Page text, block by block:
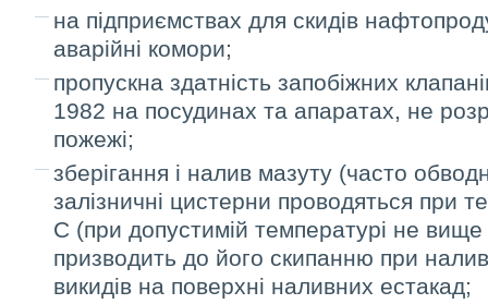
на підприємствах для скидів
аварійні комори;
пропускна здатність запобіжних
1982 на посудинах та апаратах, не
пожежі;
зберігання і налив мазуту (часто
залізничні цистерни проводяться при
С (при допустимій температурі не
призводить до його скипанню при
викидів на поверхні наливних естакад;